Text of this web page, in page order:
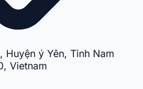
Huyện ý Yên, Tỉnh Nam
Vietnam